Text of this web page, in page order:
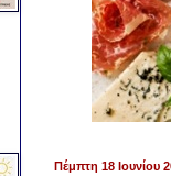
Πέμπτη 18 Ιουνίου